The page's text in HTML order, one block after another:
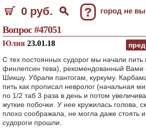
0 руб. ? город не
Вопрос #47051
Юлия 23.01.18
С тех постоянных судорог мы начали пить
финлепсин тева), рекомендованный Вами
Шикшу. Убрали пантогам, куркуму.
пить как прописал невролог (начальная
по 1/2 таб 3 раза в день и потом
жуткие побочки. У нее кружилась голова,
плохо соображала, не могла даже стоять
судороги прошли.